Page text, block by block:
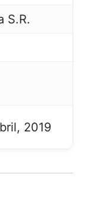
S.R.
2019